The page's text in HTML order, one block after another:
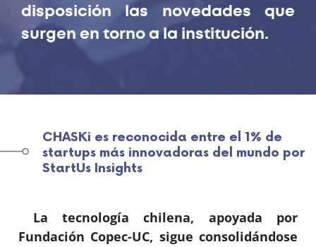
disposición las novedades que
surgen en torno a la institución.
CHASKi es reconocida entre el 1% de
startups más innovadoras del mundo por
StartUs Insights
La tecnología chilena, apoyada por
Fundación Copec-UC, sigue consolidándose